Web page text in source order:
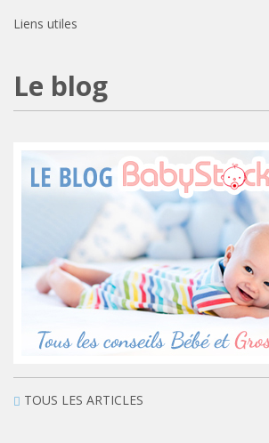
Liens utiles
Le blog
TOUS LES ARTICLES